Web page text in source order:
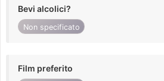
Bevi alcolici?
Non specificato
Film preferito